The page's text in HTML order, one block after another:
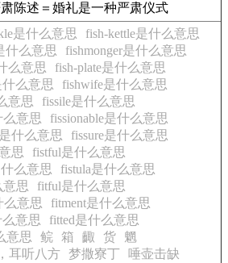
陈述＝婚礼是一种严肃仪式
是什么意思
fish-kettle是什么意思
什么意思
fishmonger是什么意思
么意思
fish-plate是什么意思
什么意思
fishwife是什么意思
意思
fissile是什么意思
么意思
fissionable是什么意思
什么意思
fissure是什么意思
思
fistful是什么意思
么意思
fistula是什么意思
思
fitful是什么意思
么意思
fitment是什么意思
么意思
fitted是什么意思
意思
鲩 箱 齱 货
魍
耳听八方
梦撒寮丁 唾壶击缺